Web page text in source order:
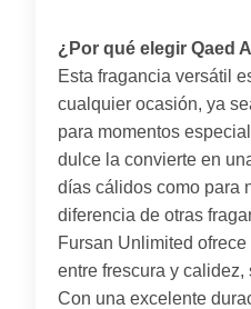
¿Por qué elegir Qaed
Esta fragancia versátil
cualquier ocasión, ya
para momentos
dulce la convierte en
días cálidos como para
diferencia de otras
Fursan Unlimited
entre frescura y
Con una excelente